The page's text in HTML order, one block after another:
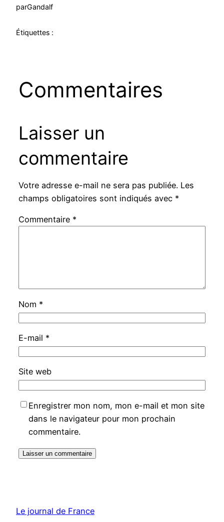
parGandalf
Étiquettes :
Commentaires
Laisser un
commentaire
Votre adresse e-mail ne sera pas publiée. Les
champs obligatoires sont indiqués avec *
Commentaire *
Nom *
E-mail *
Site web
Enregistrer mon nom, mon e-mail et mon site
dans le navigateur pour mon prochain
commentaire.
Le journal de France